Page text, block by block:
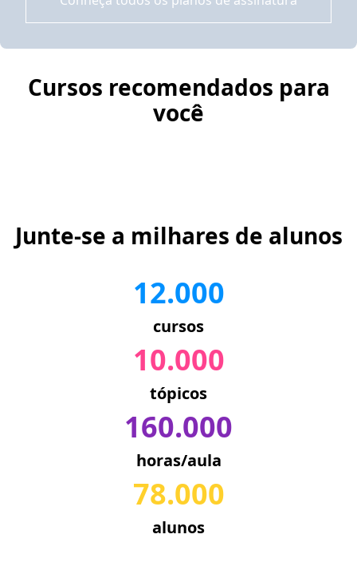
Cursos recomendados para
você
Junte-se a milhares de alunos
12.000
cursos
10.000
tópicos
160.000
horas/aula
78.000
alunos